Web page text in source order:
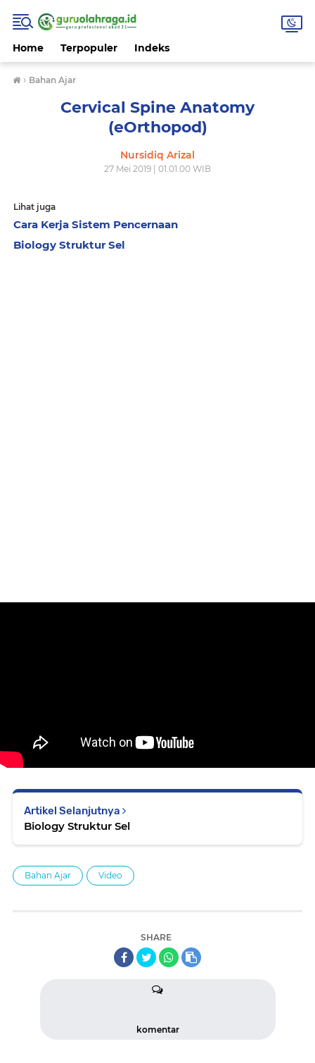
Home Terpopuler Indeks
› Bahan Ajar
Cervical Spine Anatomy
(eOrthopod)
Nursidiq Arizal
27 Mei 2019 | 01.01.00 WIB
Lihat juga
Cara Kerja Sistem Pencernaan
Biology Struktur Sel
Artikel Selanjutnya
Biology Struktur Sel
Bahan Ajar Video
SHARE
komentar